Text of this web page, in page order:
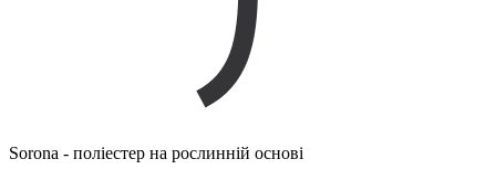
Sorona - поліестер на рослинній основі